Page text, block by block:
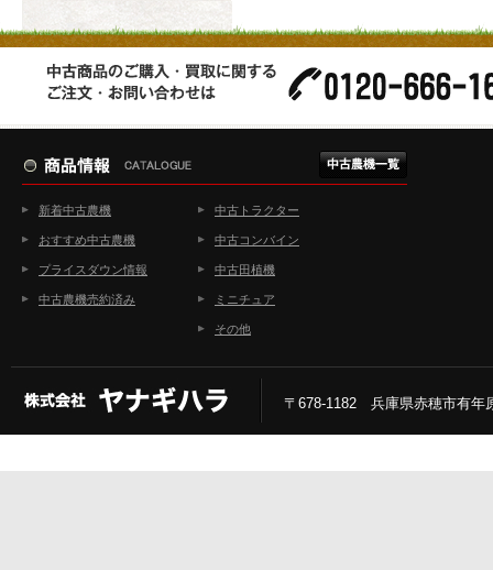
新着中古農機
おすすめ中古農機
プライスダウン情報
中古農機売約済み
中古トラクター
中古コンバイン
中古田植機
ミニチュア
その他
〒678-1182 兵庫県赤穂市有年